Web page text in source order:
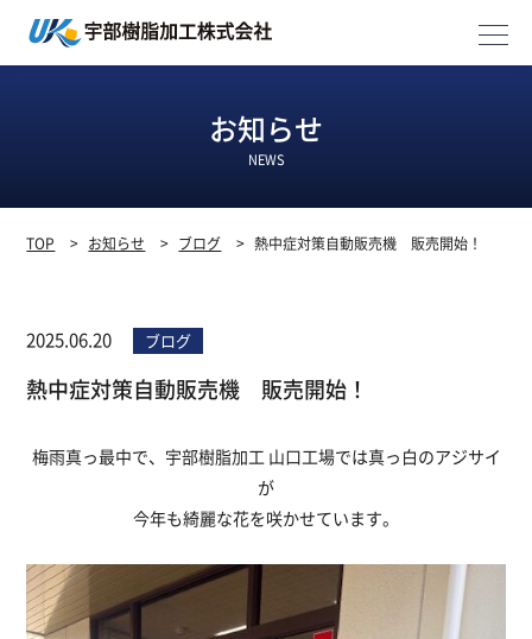
お知らせ
NEWS
TOP > お知らせ > ブログ > 熱中症対策自動販売機 販売開始！
2025.06.20 ブログ
熱中症対策自動販売機 販売開始！
梅雨真っ最中で、宇部樹脂加工 山口工場では真っ白のアジサイ
が
今年も綺麗な花を咲かせています。